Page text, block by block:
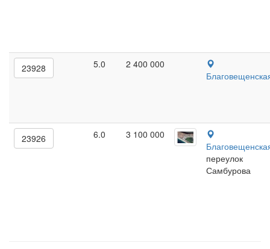
23928 5.0
2 400 000
23926 6.0
3 100 000
переулок
Самбурова